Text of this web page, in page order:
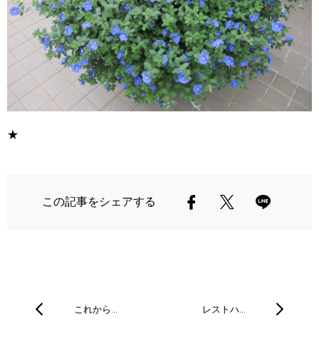
★
この記事をシェアする
これから… レストハ…